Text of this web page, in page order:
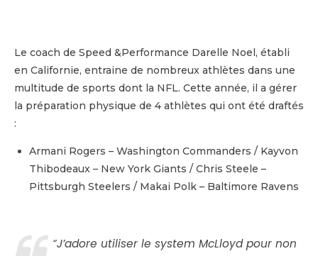
Le coach de Speed &Performance Darelle Noel, établi
en Californie, entraine de nombreux athlètes dans une
multitude de sports dont la NFL. Cette année, il a gérer
la préparation physique de 4 athlètes qui ont été draftés
:
Armani Rogers – Washington Commanders / Kayvon
Thibodeaux – New York Giants / Chris Steele –
Pittsburgh Steelers / Makai Polk – Baltimore Ravens
“J’adore utiliser le system McLloyd pour non